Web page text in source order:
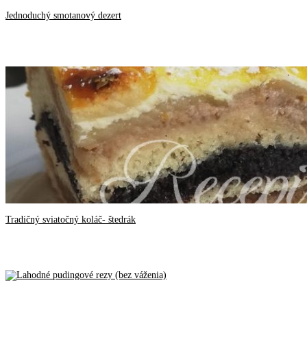
Jednoduchý smotanový dezert
Tradičný sviatočný koláč- štedrák